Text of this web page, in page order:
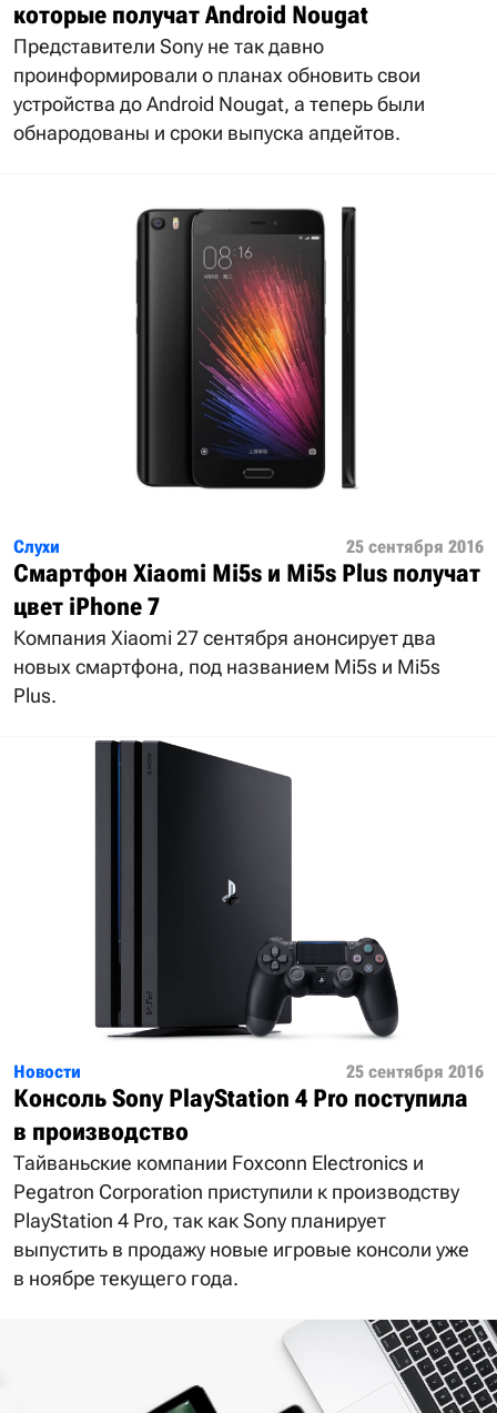
которые получат Android Nougat
Представители Sony не так давно
проинформировали о планах обновить свои
устройства до Android Nougat, а теперь были
обнародованы и сроки выпуска апдейтов.
Слухи 25 сентября 2016
Смартфон Xiaomi Mi5s и Mi5s Plus получат
цвет iPhone 7
Компания Xiaomi 27 сентября анонсирует два
новых смартфона, под названием Mi5s и Mi5s
Plus.
Новости 25 сентября 2016
Консоль Sony PlayStation 4 Pro поступила
в производство
Тайваньские компании Foxconn Electronics и
Pegatron Corporation приступили к производству
PlayStation 4 Pro, так как Sony планирует
выпустить в продажу новые игровые консоли уже
в ноябре текущего года.